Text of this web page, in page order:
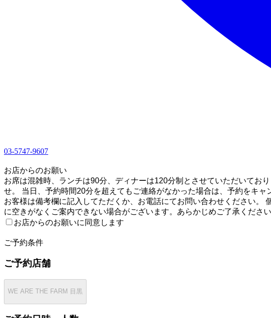
03-5747-9607
お店からのお願い
お席は混雑時、ランチは90分、ディナーは120分制とさせていただいてお
せ。 当日、予約時間20分を超えてもご連絡がなかった場合は、予約をキ
お客様は備考欄に記入してただくか、お電話にてお問い合わせください
に空きがなくご案内できない場合がございます。あらかじめご了承ください
お店からのお願いに同意します
ご予約条件
ご予約店舗
WE ARE THE FARM 目黒